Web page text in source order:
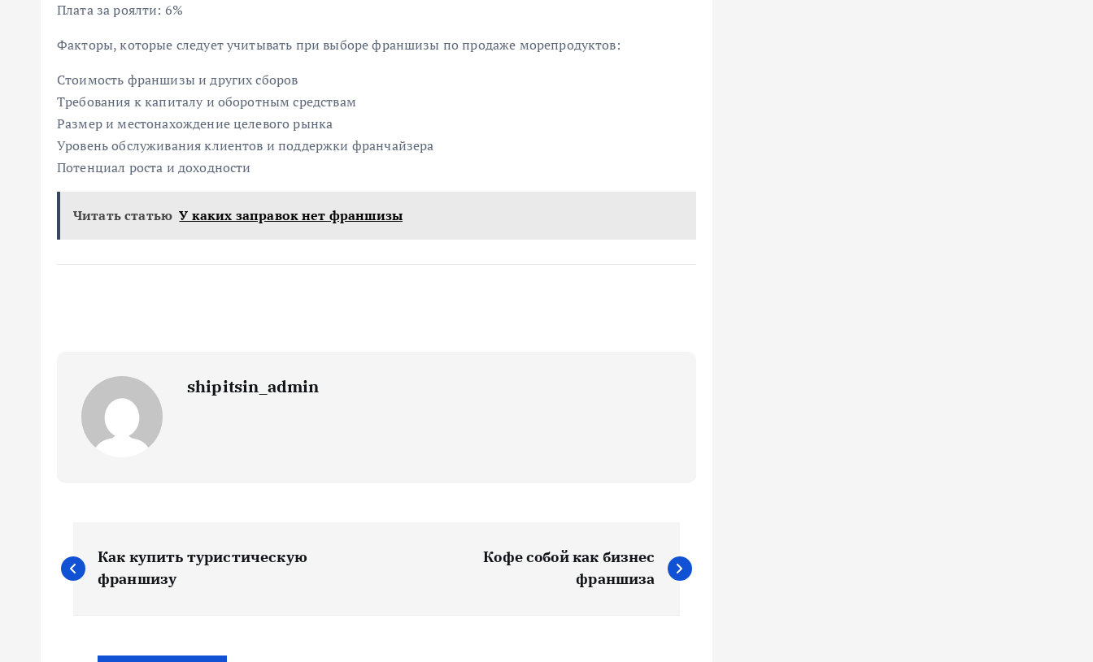
Плата за роялти: 6%
Факторы, которые следует учитывать при выборе франшизы по продаже морепродуктов:
Стоимость франшизы и других сборов
Требования к капиталу и оборотным средствам
Размер и местонахождение целевого рынка
Уровень обслуживания клиентов и поддержки франчайзера
Потенциал роста и доходности
Читать статью У каких заправок нет франшизы
shipitsin_admin
Н
а
Как купить туристическую
франшизу
Кофе собой как бизнес
франшиза